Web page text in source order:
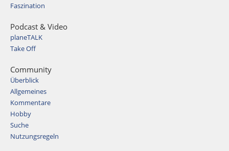
Faszination
Podcast & Video
planeTALK
Take Off
Community
Überblick
Allgemeines
Kommentare
Hobby
Suche
Nutzungsregeln